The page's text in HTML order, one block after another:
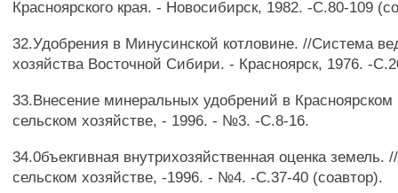
Красноярского края. - Новосибирск, 1982. -С.80-109
32.Удобрения в Минусинской котловине. //Система
хозяйства Восточной Сибири. - Красноярск, 1976. -
33.Внесение минеральных удобрений в
сельском хозяйстве, - 1996. - №3. -С.8-16.
34.0бъекгивная внутрихозяйственная оценка земель.
сельском хозяйстве, -1996. - №4. -С.37-40 (соавтор).